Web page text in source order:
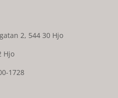
2, 544 30 Hjo
Hjo
1728